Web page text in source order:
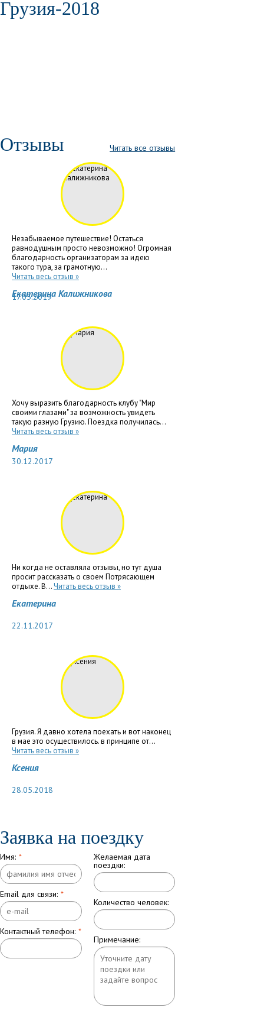
Грузия-2018
Читать все отзывы
Отзывы
Незабываемое путешествие! Остаться
равнодушным просто невозможно! Огромная
благодарность организаторам за идею
такого тура, за грамотную...
Читать весь отзыв »
Екатерина Калижникова
17.05.2019
Хочу выразить благодарность клубу "Мир
своими глазами" за возможность увидеть
такую разную Грузию. Поездка получилась...
Читать весь отзыв »
Мария
30.12.2017
Ни когда не оставляла отзывы, но тут душа
просит рассказать о своем Потрясающем
отдыхе. В...Читать весь отзыв »
Екатерина
22.11.2017
Грузия. Я давно хотела поехать и вот наконец
в мае это осуществилось. в принципе от...
Читать весь отзыв »
Ксения
28.05.2018
Заявка на поездку
Имя: *
Email для связи: *
Контактный телефон: *
Желаемая дата
поездки:
Количество человек:
Примечание: